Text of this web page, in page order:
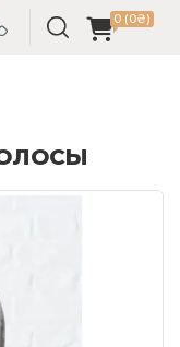
0 (0₴)